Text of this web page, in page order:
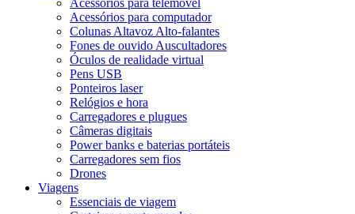
Acessórios para computador
Colunas Altavoz Alto-falantes
Fones de ouvido Auscultadores
Óculos de realidade virtual
Pens USB
Ponteiros laser
Relógios e hora
Carregadores e plugues
Câmeras digitais
Power banks e baterias portáteis
Carregadores sem fios
Drones
Viagens
Essenciais de viagem